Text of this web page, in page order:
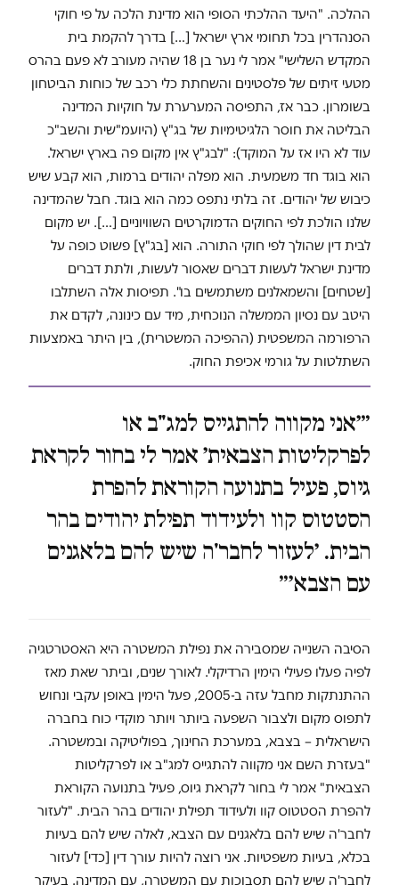
ההלכה. "היעד ההלכתי הסופי הוא מדינת הלכה על פי חוקי
הסנהדרין בכל תחומי ארץ ישראל […] בדרך להקמת בית
המקדש השלישי" אמר לי נער בן 18 שהיה מעורב לא פעם בהרס
מטעי זיתים של פלסטינים והשחתת כלי רכב של כוחות הביטחון
בשומרון. כבר אז, התפיסה המערערת על חוקיות המדינה
הבליטה את חוסר הלגיטימיות של בג"ץ (היועמ"שית והשב"כ
עוד לא היו אז על המוקד): "לבג"ץ אין מקום פה בארץ ישראל.
הוא בוגד חד משמעית. הוא מפלה יהודים ברמות, הוא קבע שיש
כיבוש של יהודים. זה בלתי נתפס כמה הוא בוגד. חבל שהמדינה
שלנו הולכת לפי החוקים הדמוקרטים השוויוניים […]. יש מקום
לבית דין שהולך לפי חוקי התורה. הוא [בג"ץ] פשוט כופה על
מדינת ישראל לעשות דברים שאסור לעשות, ולתת דברים
[שטחים] והשמאלנים משתמשים בו". תפיסות אלה השתלבו
היטב עם נסיון הממשלה הנוכחית, מיד עם כינונה, לקדם את
הרפורמה המשפטית (ההפיכה המשטרית), בין היתר באמצעות
השתלטות על גורמי אכיפת החוק.
״׳אני מקווה להתגייס למג"ב או
לפרקליטות הצבאית׳ אמר לי בחור לקראת
גיוס, פעיל בתנועה הקוראת להפרת
הסטטוס קוו ולעידוד תפילת יהודים בהר
הבית. ׳לעזור לחבר'ה שיש להם בלאגנים
עם הצבא׳״
הסיבה השנייה שמסבירה את נפילת המשטרה היא האסטרטגיה
לפיה פעלו פעילי הימין הרדיקלי. לאורך שנים, וביתר שאת מאז
ההתנתקות מחבל עזה ב-2005, פעל הימין באופן עקבי ונחוש
לתפוס מקום ולצבור השפעה ביותר ויותר מוקדי כוח בחברה
הישראלית – בצבא, במערכת החינוך, בפוליטיקה ובמשטרה.
"בעזרת השם אני מקווה להתגייס למג"ב או לפרקליטות
הצבאית" אמר לי בחור לקראת גיוס, פעיל בתנועה הקוראת
להפרת הסטטוס קוו ולעידוד תפילת יהודים בהר הבית. "לעזור
לחבר'ה שיש להם בלאגנים עם הצבא, לאלה שיש להם בעיות
בכלא, בעיות משפטיות. אני רוצה להיות עורך דין [כדי] לעזור
לחבר'ה שיש להם תסבוכות עם המשטרה, עם המדינה. בעיקר